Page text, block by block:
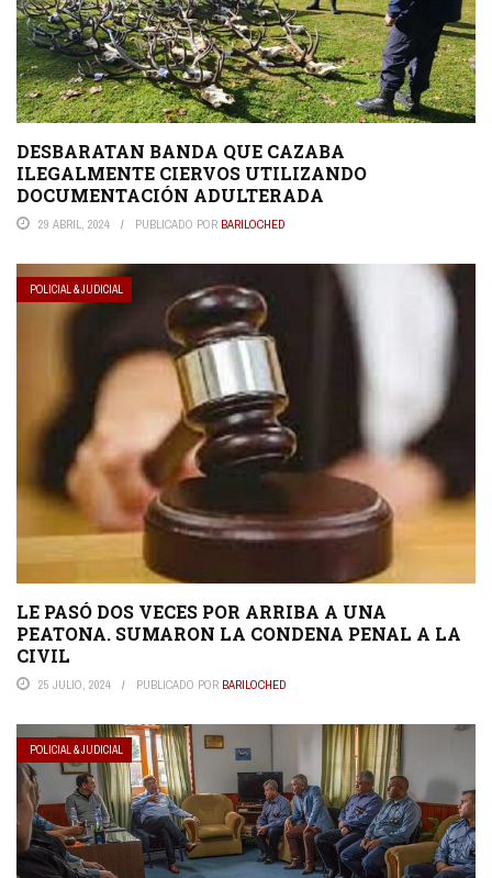
DESBARATAN BANDA QUE CAZABA
ILEGALMENTE CIERVOS UTILIZANDO
DOCUMENTACIÓN ADULTERADA
29 ABRIL, 2024 PUBLICADO POR BARILOCHED
POLICIAL & JUDICIAL
LE PASÓ DOS VECES POR ARRIBA A UNA
PEATONA. SUMARON LA CONDENA PENAL A LA
CIVIL
25 JULIO, 2024 PUBLICADO POR BARILOCHED
POLICIAL & JUDICIAL